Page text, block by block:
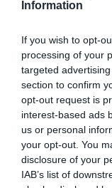
Information
If you wish to opt-
processing of your
targeted
section to confirm
opt-out request is
interest-based ads
us or personal
your opt-out. You
disclosure of your
IAB’s list of
Τηλ: 210
Ακολουθήστε το
μάθετε πρώτοι
Δείτε όλα τα
Πολιτισμό στο